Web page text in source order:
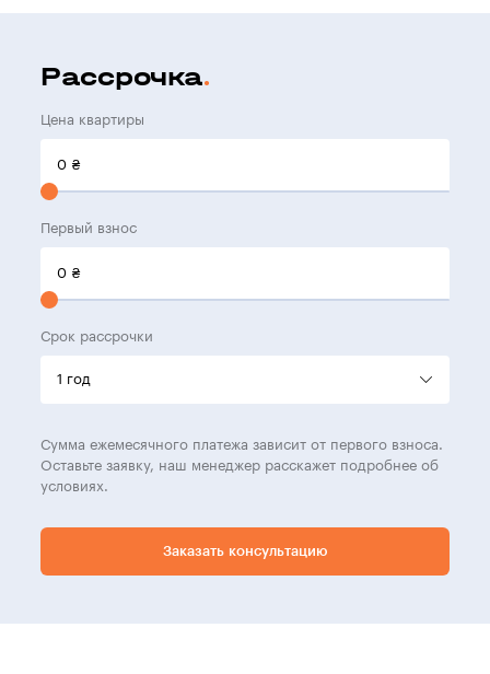
Рассрочка
Цена квартиры
0 ₴
Первый взнос
0 ₴
Срок рассрочки
Сумма ежемесячного платежа зависит от первого взноса.
Оставьте заявку, наш менеджер расскажет подробнее об
условиях.
Заказать консультацию